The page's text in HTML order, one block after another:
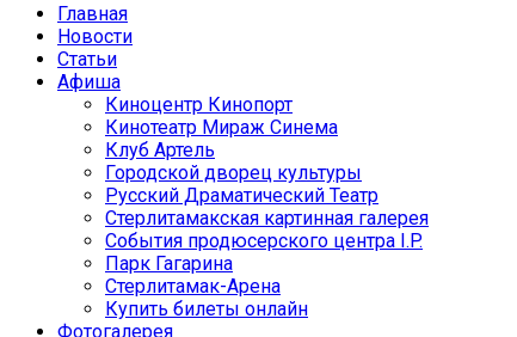
Главная
Новости
Статьи
Афиша
Киноцентр Кинопорт
Кинотеатр Мираж Синема
Клуб Артель
Городской дворец культуры
Русский Драматический Театр
Стерлитамакская картинная галерея
События продюсерского центра I.P.
Парк Гагарина
Стерлитамак-Арена
Купить билеты онлайн
Фотогалерея